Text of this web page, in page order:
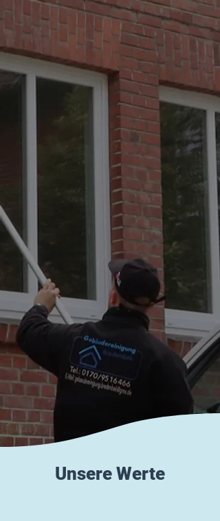
Unsere Werte